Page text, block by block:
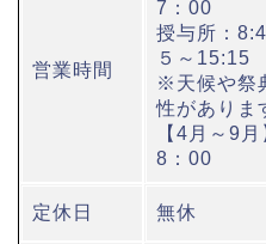
営業時間
7：00
授与所：
５～15:15
※天候や祭
性がありま
【4月～9
8：00
定休日 無休